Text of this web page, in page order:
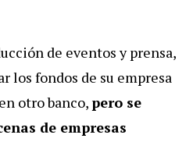
de eventos y prensa,
los fondos de su empresa
otro banco,pero se
de empresas